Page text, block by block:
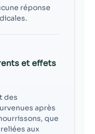
réponse
et effets
des
après
que
aux